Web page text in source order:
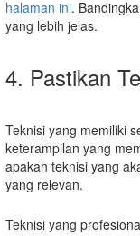
halaman ini.
yang lebih jelas.
4. Pastikan
Teknisi yang memiliki
keterampilan yang
apakah teknisi yang
yang relevan.
Teknisi yang